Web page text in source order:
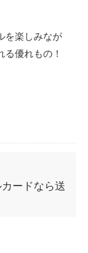
を楽しみなが
優れもの！
ードなら送